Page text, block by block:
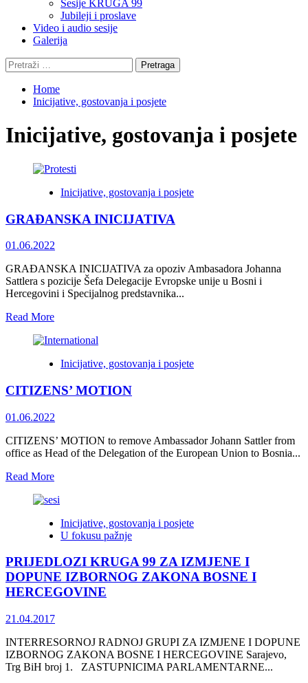
Sesije KRUGA 99
Jubileji i proslave
Video i audio sesije
Galerija
Pretraga:
Home
Inicijative, gostovanja i posjete
Inicijative, gostovanja i posjete
Inicijative, gostovanja i posjete
GRAĐANSKA INICIJATIVA
01.06.2022
GRAĐANSKA INICIJATIVA za opoziv Ambasadora Johanna
Sattlera s pozicije Šefa Delegacije Evropske unije u Bosni i
Hercegovini i Specijalnog predstavnika...
Read MoreRead
about
INICIJATIVA
Inicijative, gostovanja i posjete
CITIZENS’ MOTION
01.06.2022
CITIZENS’ MOTION to remove Ambassador Johann Sattler from
office as Head of the Delegation of the European Union to Bosnia...
Read MoreRead
about
MOTION
Inicijative, gostovanja i posjete
U fokusu pažnje
PRIJEDLOZI KRUGA 99 ZA IZMJENE I
DOPUNE IZBORNOG ZAKONA BOSNE I
HERCEGOVINE
21.04.2017
INTERRESORNOJ RADNOJ GRUPI ZA IZMJENE I DOPUNE
IZBORNOG ZAKONA BOSNE I HERCEGOVINE Sarajevo,
Trg BiH broj 1. ZASTUPNICIMA PARLAMENTARNE...